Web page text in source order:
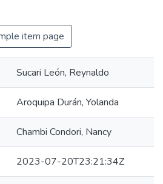
item page
Sucari León, Reynaldo
Aroquipa Durán, Yolanda
Chambi Condori, Nancy
2023-07-20T23:21:34Z